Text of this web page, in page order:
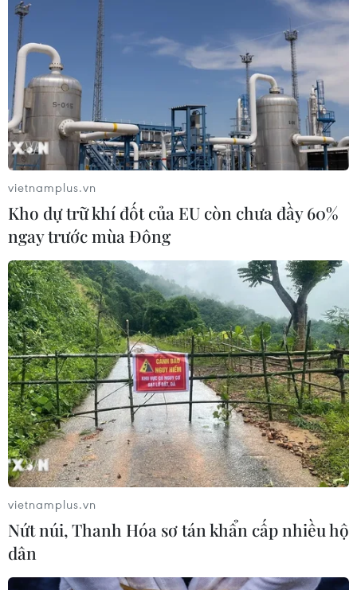
vietnamplus.vn
Kho dự trữ khí đốt của EU còn chưa đầy 60%
ngay trước mùa Đông
vietnamplus.vn
Nứt núi, Thanh Hóa sơ tán khẩn cấp nhiều hộ
dân